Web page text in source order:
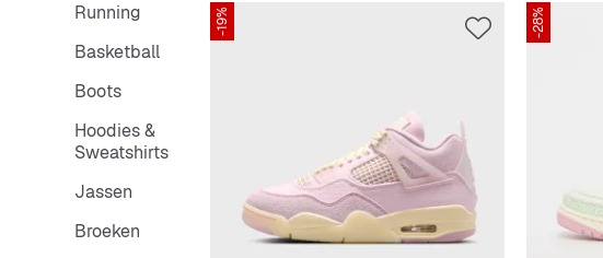
Running
Basketball
Boots
Hoodies &
Sweatshirts
Jassen
Broeken
-19% -28%